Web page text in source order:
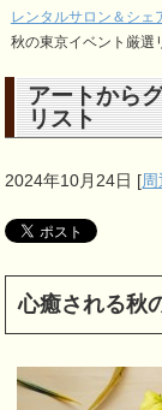
レンタルサロン＆シェ
秋の東京イベント厳選
アートから
リスト
2024年10月24日 [
心癒される秋